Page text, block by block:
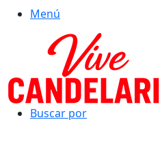
Menú
Buscar por